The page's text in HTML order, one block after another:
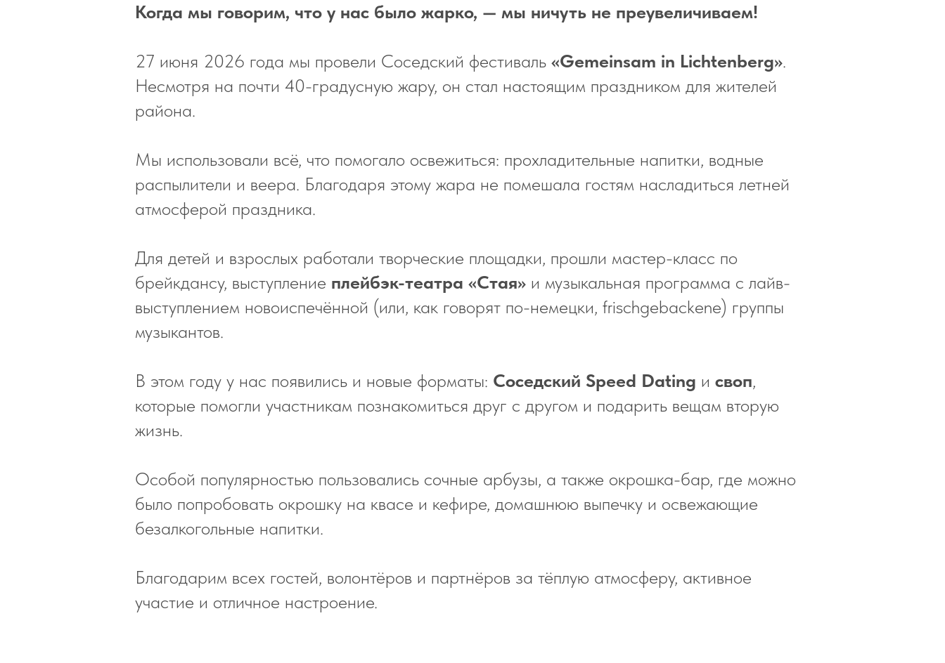
Когда мы говорим, что у нас было жарко, — мы ничуть не преувеличиваем!
27 июня 2026 года мы провели Соседский фестиваль «Gemeinsam in Lichtenberg».
Несмотря на почти 40-градусную жару, он стал настоящим праздником для жителей
района.
Мы использовали всё, что помогало освежиться: прохладительные напитки, водные
распылители и веера. Благодаря этому жара не помешала гостям насладиться летней
атмосферой праздника.
Для детей и взрослых работали творческие площадки, прошли мастер-класс по
брейкдансу, выступление плейбэк-театра «Стая» и музыкальная программа с лайв-
выступлением новоиспечённой (или, как говорят по-немецки, frischgebackene) группы
музыкантов.
В этом году у нас появились и новые форматы: Соседский Speed Dating и своп,
которые помогли участникам познакомиться друг с другом и подарить вещам вторую
жизнь.
Особой популярностью пользовались сочные арбузы, а также окрошка-бар, где можно
было попробовать окрошку на квасе и кефире, домашнюю выпечку и освежающие
безалкогольные напитки.
Благодарим всех гостей, волонтёров и партнёров за тёплую атмосферу, активное
участие и отличное настроение.